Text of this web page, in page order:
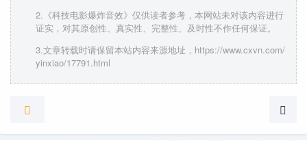
2.《科技电影爆炸音效》仅供读者参考，本网站未对该内容进行
证实，对其原创性、真实性、完整性、及时性不作任何保证。
3.文章转载时请保留本站内容来源地址，https://www.cxvn.com/
yinxiao/17791.html